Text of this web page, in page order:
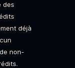
des
déjà
non-